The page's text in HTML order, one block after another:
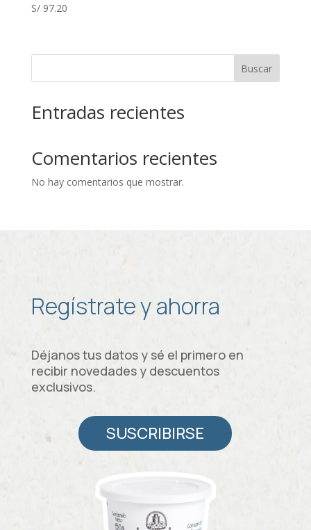
S/97.20
Buscar
Entradas recientes
Comentarios recientes
No hay comentarios que mostrar.
Regístrate y ahorra
Déjanos tus datos y sé el primero en
recibir novedades y descuentos
exclusivos.
SUSCRIBIRSE